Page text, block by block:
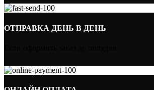
ОТПРАВКА ДЕНЬ В ДЕНЬ